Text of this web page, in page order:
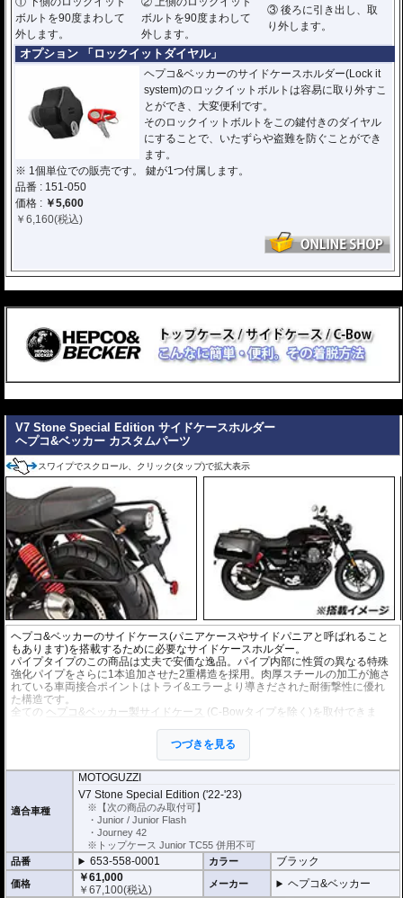
ボルトを90度まわして
外します。
ボルトを90度まわして
外します。
③ 後ろに引き出し、取
り外します。
オプション 「ロックイットダイヤル」
ヘプコ&ベッカーのサイドケースホルダー(Lock it
system)のロックイットボルトは容易に取り外すこ
とができ、大変便利です。
そのロックイットボルトをこの鍵付きのダイヤル
にすることで、いたずらや盗難を防ぐことができ
ます。
※ 1個単位での販売です。 鍵が1つ付属します。
品番 : 151-050
価格 : ￥5,600
￥6,160(税込)
V7 Stone Special Edition サイドケースホルダー
ヘプコ&ベッカー カスタムパーツ
スワイプでスクロール、クリック(タップ)で拡大表示
ヘプコ&ベッカーのサイドケース(パニアケースやサイドパニアと呼ばれること
もあります)を搭載するために必要なサイドケースホルダー。
パイプタイプのこの商品は丈夫で安価な逸品。パイプ内部に性質の異なる特殊
強化パイプをさらに1本追加させた2重構造を採用。肉厚スチールの加工が施さ
れている車両接合ポイントはトライ&エラーより導きだされた耐衝撃性に優れ
た構造です。
全ての ヘプコ&ベッカー製サイドケース (C-Bowタイプを除く)を取付できま
※こちらのサイドケースホルダーはLock it system機構は御座いません。
※ケースのラインナップはこちらからご確認ください
※サイドケースホルダー用アダプターはケースに付属しています。 詳細はこ
つづきを見る
適合車種
MOTOGUZZI
V7 Stone Special Edition ('22-'23)
※【次の商品のみ取付可】
・Junior / Junior Flash
・Journey 42
※トップケース Junior TC55 併用不可
品番
653-558-0001 カラー ブラック
価格
￥61,000
￥67,100(税込) メーカー ヘプコ&ベッカー